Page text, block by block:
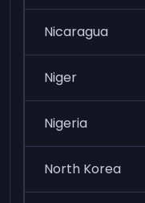
Nicaragua
Niger
Nigeria
North Korea